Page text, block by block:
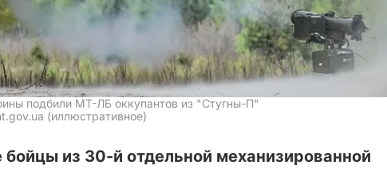
подбили МТ-ЛБ оккупантов из "Стугны-П"
(иллюстративное)
бойцы из 30-й отдельной механизированной